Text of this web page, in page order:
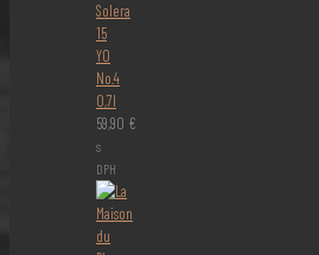
Solera
15
YO
No.4
0,7l
59,90 €
s
DPH